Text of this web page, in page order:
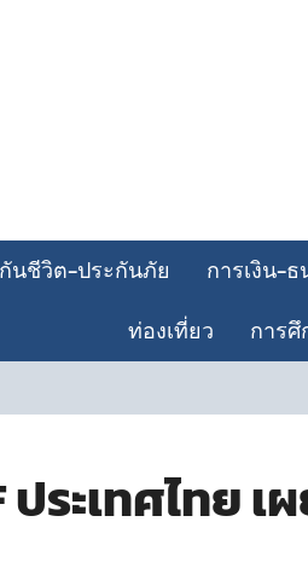
นชีวิต-ประกันภัย การเงิน-
ท่องเที่ยว
การศึ
ประเทศไทย